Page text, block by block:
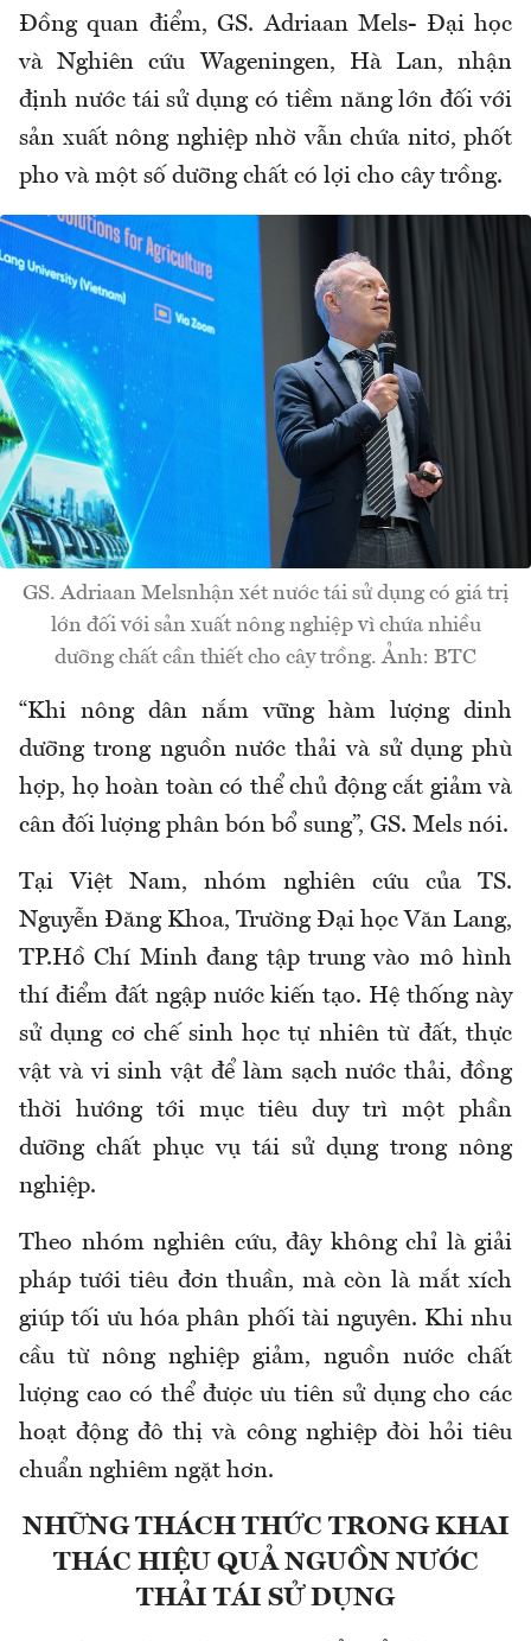
Đồng quan điểm, GS. Adriaan Mels- Đại học
và Nghiên cứu Wageningen, Hà Lan, nhận
định nước tái sử dụng có tiềm năng lớn đối với
sản xuất nông nghiệp nhờ vẫn chứa nitơ, phốt
pho và một số dưỡng chất có lợi cho cây trồng.
GS. Adriaan Melsnhận xét nước tái sử dụng có giá trị
lớn đối với sản xuất nông nghiệp vì chứa nhiều
dưỡng chất cần thiết cho cây trồng. Ảnh: BTC
“Khi nông dân nắm vững hàm lượng dinh
dưỡng trong nguồn nước thải và sử dụng phù
hợp, họ hoàn toàn có thể chủ động cắt giảm và
cân đối lượng phân bón bổ sung”, GS. Mels nói.
Tại Việt Nam, nhóm nghiên cứu của TS.
Nguyễn Đăng Khoa, Trường Đại học Văn Lang,
TP.Hồ Chí Minh đang tập trung vào mô hình
thí điểm đất ngập nước kiến tạo. Hệ thống này
sử dụng cơ chế sinh học tự nhiên từ đất, thực
vật và vi sinh vật để làm sạch nước thải, đồng
thời hướng tới mục tiêu duy trì một phần
dưỡng chất phục vụ tái sử dụng trong nông
nghiệp.
Theo nhóm nghiên cứu, đây không chỉ là giải
pháp tưới tiêu đơn thuần, mà còn là mắt xích
giúp tối ưu hóa phân phối tài nguyên. Khi nhu
cầu từ nông nghiệp giảm, nguồn nước chất
lượng cao có thể được ưu tiên sử dụng cho các
hoạt động đô thị và công nghiệp đòi hỏi tiêu
chuẩn nghiêm ngặt hơn.
NHỮNG THÁCH THỨC TRONG KHAI
THÁC HIỆU QUẢ NGUỒN NƯỚC
THẢI TÁI SỬ DỤNG